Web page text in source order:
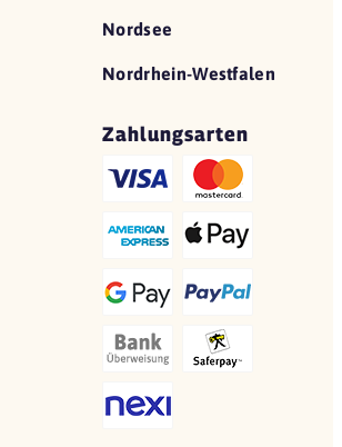
Nordsee
Nordrhein-Westfalen
Zahlungsarten